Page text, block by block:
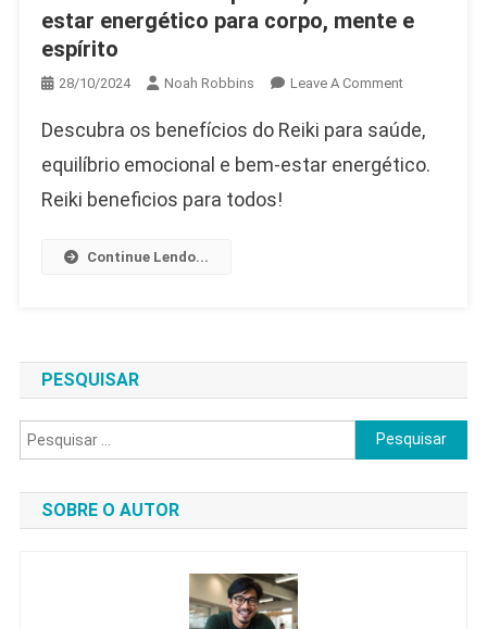
estar energético para corpo, mente e
espírito
28/10/2024 Noah Robbins Leave A CommentOn
Beneficios:
Equilíbrio,
Descubra os benefícios do Reiki para saúde,
equilíbrio emocional e bem-estar energético.
Reiki beneficios para todos!
Continue Lendo...
PESQUISAR
Pesquisar
por:
SOBRE O AUTOR